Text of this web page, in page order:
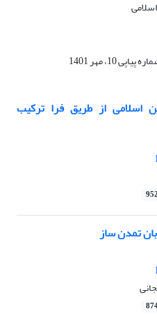
اسلامی از طریق فرا ترکیب
تمدن ساز